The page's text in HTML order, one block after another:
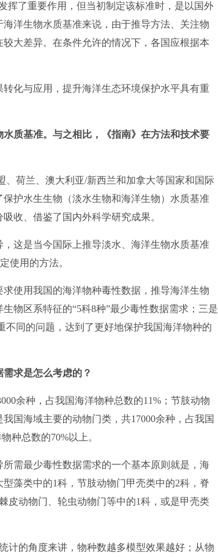
了重要作用，但当初制定该标准时，是以国外
洋生物水质基准来说，由于推导方法、关注物
大差异。在条件允许的情况下，各国应根据本
化与应用，提升海洋生态环境保护水平具有重
质基准。与之相比，《指南》在方法和技术要
荷兰、澳大利亚/新西兰和加拿大等国家和国际
护水生生物（淡水生物和海洋生物）水质基准
收、借鉴了国内外科学研究成果。
这是当今国际上推导淡水、海洋生物水质基准
使用的方法。
使用我国的海洋物种毒性数据，推导海洋生物
物区系特征的“5科8种”最少毒性数据需求；三是
同的问题，达到了更好地保护我国海洋物种的
求是怎么考虑的？
余种，占我国海洋物种总数的11%；节肢动物
国海域主要的动物门类，共17000余种，占我国
种总数的70%以上。
需最少毒性数据需求的一个基本原则就是，海
藻类中的1科，节肢动物门甲壳类中的2科，脊
皮动物门、轮虫动物门等中的1科，或是甲壳类
的角度来讲，物种数越多模型效果越好；从物